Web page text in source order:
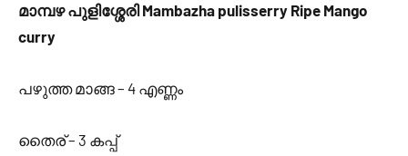
2012
മാമ്പഴ പുളിശ്ശേരി Mambazha pulisserry Ripe Mango
curry
പഴുത്ത മാങ്ങ – 4 എണ്ണം
തൈര് – 3 കപ്പ്‌